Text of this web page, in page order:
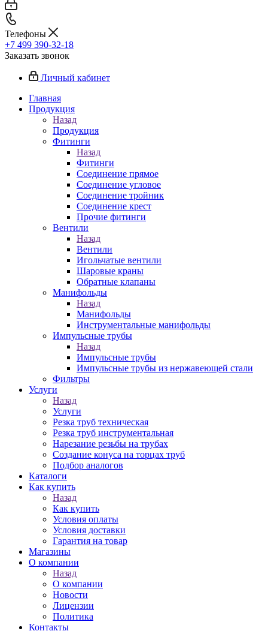
Телефоны
+7 499 390-32-18
Заказать звонок
Личный кабинет
Главная
Продукция
Назад
Продукция
Фитинги
Назад
Фитинги
Соединение прямое
Соединение угловое
Соединение тройник
Соединение крест
Прочие фитинги
Вентили
Назад
Вентили
Игольчатые вентили
Шаровые краны
Обратные клапаны
Манифольды
Назад
Манифольды
Инструментальные манифольды
Импульсные трубы
Назад
Импульсные трубы
Импульсные трубы из нержавеющей стали
Фильтры
Услуги
Назад
Услуги
Резка труб техническая
Резка труб инструментальная
Нарезание резьбы на трубах
Создание конуса на торцах труб
Подбор аналогов
Каталоги
Как купить
Назад
Как купить
Условия оплаты
Условия доставки
Гарантия на товар
Магазины
О компании
Назад
О компании
Новости
Лицензии
Политика
Контакты